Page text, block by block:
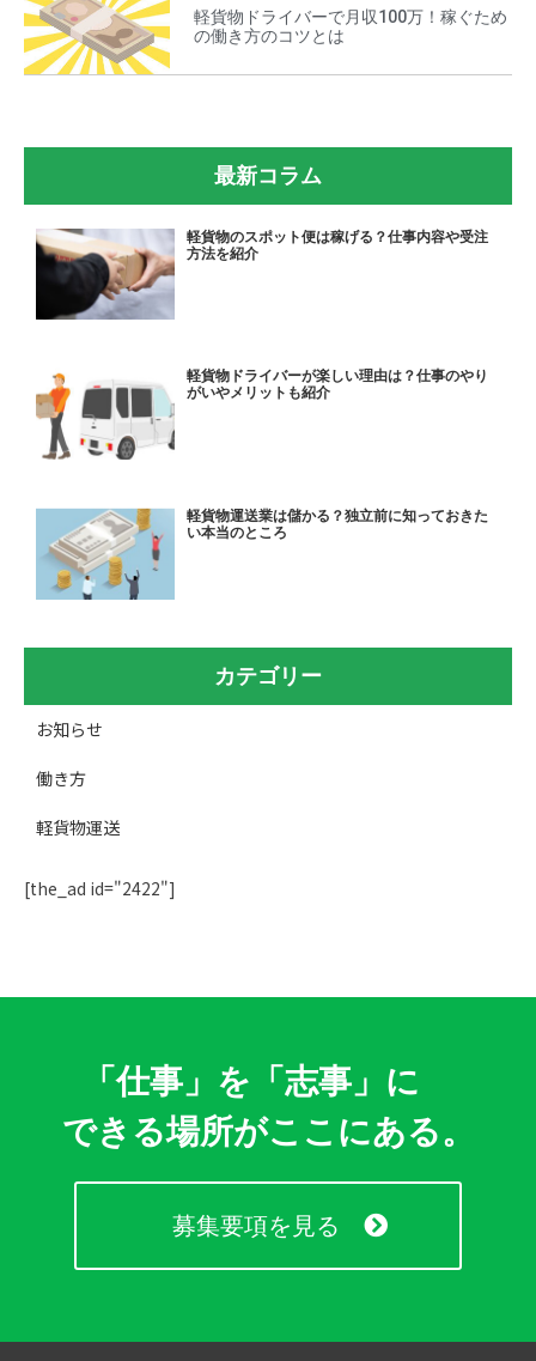
軽貨物ドライバーで月収100万！稼ぐため
の働き方のコツとは
最新コラム
軽貨物のスポット便は稼げる？仕事内容や受注
方法を紹介
軽貨物ドライバーが楽しい理由は？仕事のやり
がいやメリットも紹介
軽貨物運送業は儲かる？独立前に知っておきた
い本当のところ
カテゴリー
お知らせ
働き方
軽貨物運送
[the_ad id="2422"]
「仕事」を「志事」に
できる場所がここにある。
募集要項を見る